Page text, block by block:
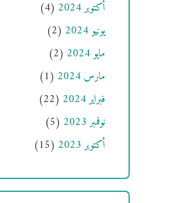
أكتوبر 2024
(4)
يونيو 2024
(2)
مايو 2024
(2)
مارس 2024
(1)
فبراير 2024
(22)
نوفمبر 2023
(5)
أكتوبر 2023
(15)